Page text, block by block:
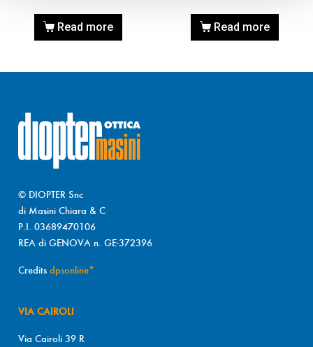
Read more Read more
© DIOPTER Snc
di Masini Chiara & C
P.I. 03689470106
REA di GENOVA n. GE-372396
Credits dpsonline*
VIA CAIROLI
Via Cairoli 39 R